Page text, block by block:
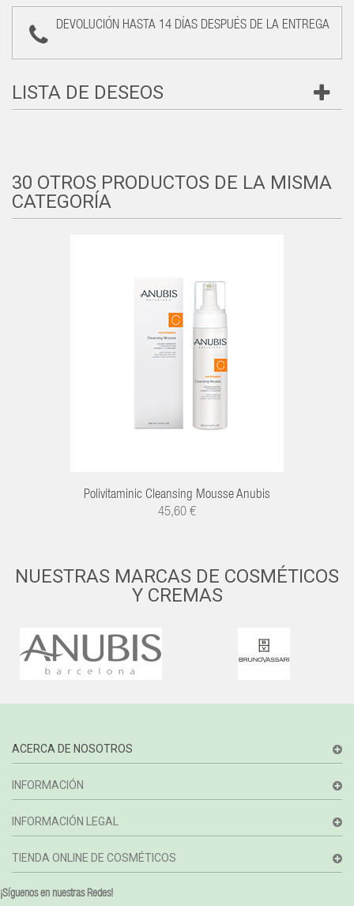
DEVOLUCIÓN HASTA 14 DÍAS DESPUÉS DE LA ENTREGA
LISTA DE DESEOS
30 OTROS PRODUCTOS DE LA MISMA
CATEGORÍA
Polivitaminic Cleansing Mousse Anubis
45,60 €
NUESTRAS MARCAS DE COSMÉTICOS
Y CREMAS
ACERCA DE NOSOTROS
INFORMACIÓN
INFORMACIÓN LEGAL
TIENDA ONLINE DE COSMÉTICOS
¡Síguenos en nuestras Redes!